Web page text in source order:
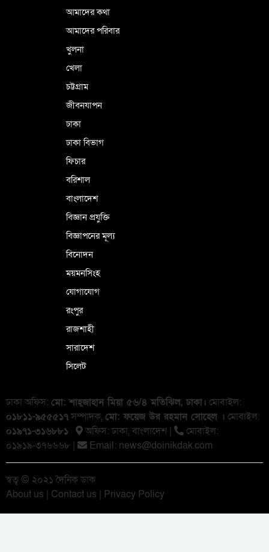
আমাদের কথা
আমাদের পরিবার
খুলনা
খেলা
চট্টগ্রাম
জীবনযাপন
ঢাকা
ঢাকা বিভাগ
ফিচার
বরিশাল
বাংলাদেশ
বিজ্ঞান প্রযুক্তি
বিজ্ঞাপনের মূল্য
বিনোদন
ময়মনসিংহ
যোগাযোগ
রংপুর
রাজশাহী
সারাদেশ
সিলেট
ঢাকা অফিস: মো: শাহ্জাহান মিয়া ৫৬/৪ মতিঝিল, ঢাকা। মোবাইল:
০১৮১১-৯৫৫৫১৭সম্পাদক, মো: ফয়েজ উর রহমান সোহেল । মোবাইল:
০১৯৭১-৩১৬৮৮১
অফিস: ঢাকা, বাংলা‌দেশ |
মোবাইল:
০১৯১৯-৩৭৬৬৬৮ |
Email: news@doinikdak.com
স্বত্ব © ২০২১ দৈনিক ডাক
About us | Contact us | Privacy Policy